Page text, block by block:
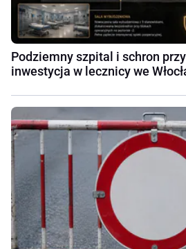
Podziemny szpital i schron
inwestycja w lecznicy we